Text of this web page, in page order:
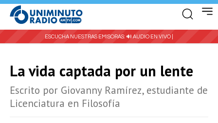
ESCUCHA NUESTRAS EMISORAS: 🔊 AUDIO EN VIVO |
La vida captada por un lente
Escrito por Giovanny Ramírez, estudiante de
Licenciatura en Filosofía